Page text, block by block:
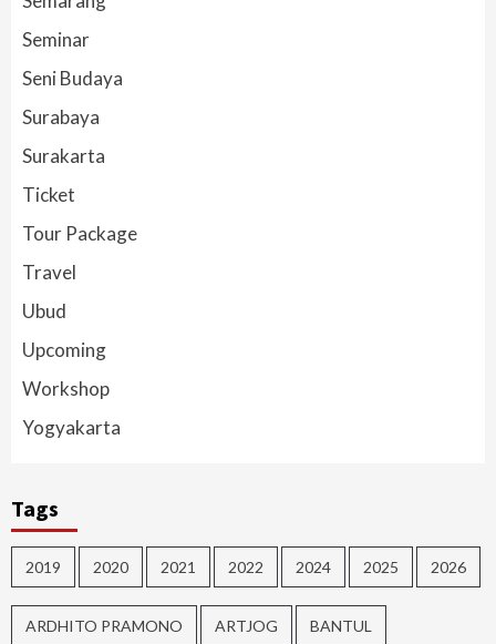
Seminar
Seni Budaya
Surabaya
Surakarta
Ticket
Tour Package
Travel
Ubud
Upcoming
Workshop
Yogyakarta
Tags
2019 2020 2021 2022 2024 2025 2026
ARDHITO PRAMONO ARTJOG BANTUL